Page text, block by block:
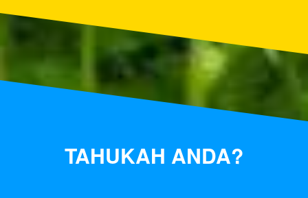
TAHUKAH ANDA?